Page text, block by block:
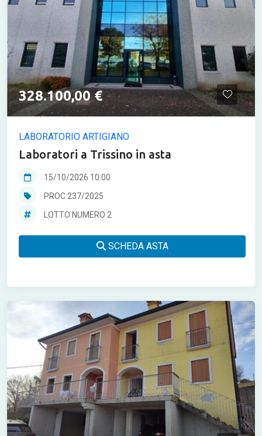
328.100,00 €
LABORATORIO ARTIGIANO
Laboratori a Trissino in asta
15/10/2026 10:00
PROC 237/2025
LOTTO NUMERO 2
SCHEDA ASTA